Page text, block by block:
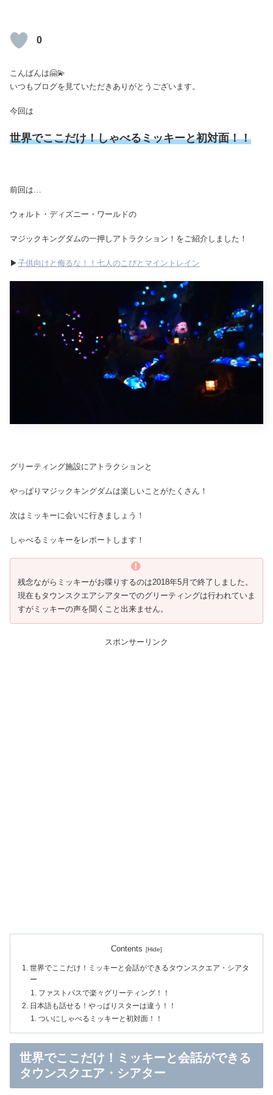
0
こんばんは🤗💫
いつもブログを見ていただきありがとうございます。
今回は
世界でここだけ！しゃべるミッキーと初対面！！
前回は…
ウォルト・ディズニー・ワールドの
マジックキングダムの一押しアトラクション！をご紹介しました！
▶子供向けと侮るな！！七人のこびとマイントレイン
グリーティング施設にアトラクションと
やっぱりマジックキングダムは楽しいことがたくさん！
次はミッキーに会いに行きましょう！
しゃべるミッキーをレポートします！
残念ながらミッキーがお喋りするのは2018年5月で終了しました。
現在もタウンスクエアシアターでのグリーティングは行われていま
すがミッキーの声を聞くこと出来ません。
スポンサーリンク
Contents
世界でここだけ！ミッキーと会話ができるタウンスクエア・シアタ
ー
ファストパスで楽々グリーティング！！
日本語も話せる！やっぱりスターは違う！！
ついにしゃべるミッキーと初対面！！
世界でここだけ！ミッキーと会話ができる
タウンスクエア・シアター